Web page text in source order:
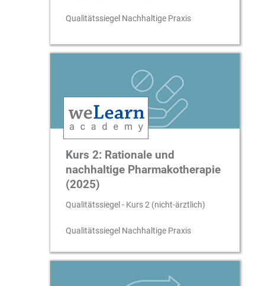
Qualitätssiegel Nachhaltige Praxis
Kurs 2: Rationale und
nachhaltige Pharmakotherapie
(2025)
Qualitätssiegel - Kurs 2 (nicht-ärztlich)
Qualitätssiegel Nachhaltige Praxis